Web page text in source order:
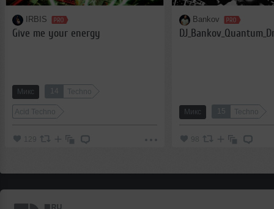
IRBIS
Give me your energy
Микс 14 Techno
Acid Techno
129
Bankov
Микс 15 Techno
98